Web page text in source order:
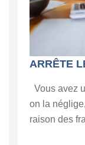
ARRÊTE
Vous avez
on la
raison des